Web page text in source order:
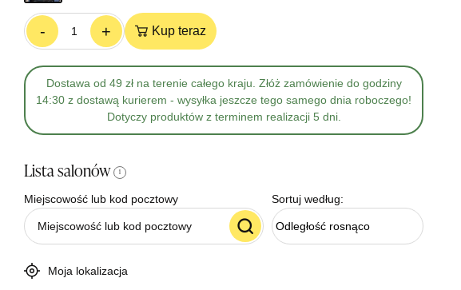
- + Kup teraz
Dostawa od 49 zł na terenie całego kraju. Złóż zamówienie do godziny
14:30 z dostawą kurierem - wysyłka jeszcze tego samego dnia roboczego!
Dotyczy produktów z terminem realizacji 5 dni.
Lista salonów i
Miejscowość lub kod pocztowy
Moja lokalizacja
Sortuj według:
Odległość rosnąco